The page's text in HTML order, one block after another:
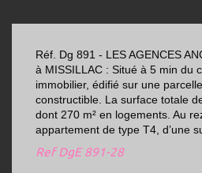
Réf. Dg 891 - LES AGENCES
à MISSILLAC : Situé à 5 min du
immobilier, édifié sur une
constructible. La surface totale
dont 270 m² en logements. Au
appartement de type T4, d’une
RefDgE 891-28